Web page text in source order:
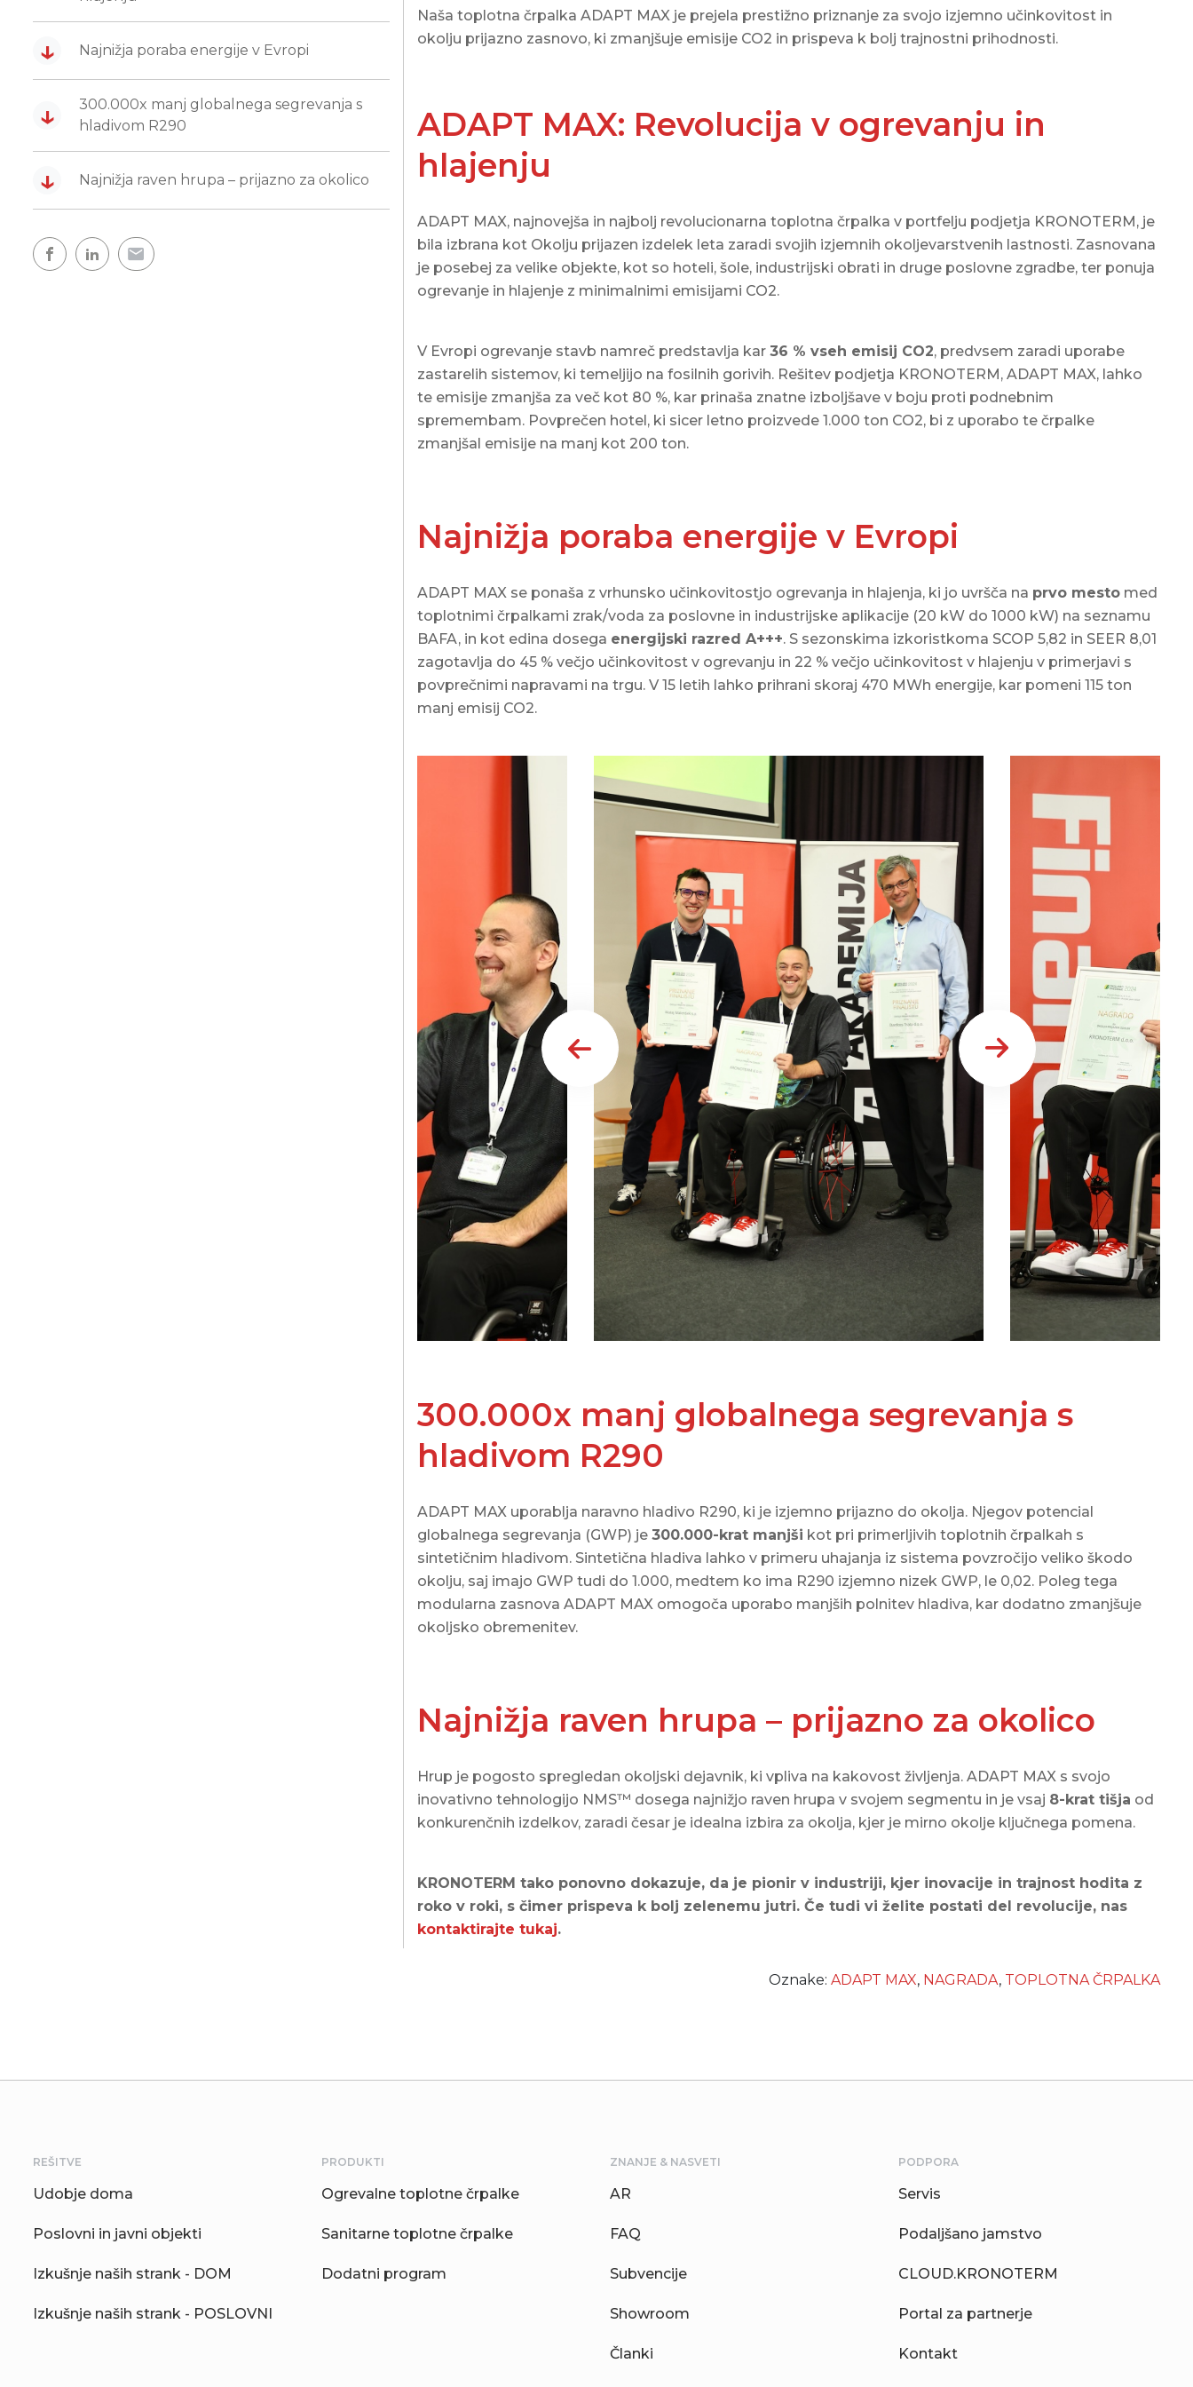
↓ Najnižja poraba energije v Evropi
↓
300.000x manj globalnega segrevanja s
hladivom R290
↓ Najnižja raven hrupa – prijazno za okolico
Naša toplotna črpalka ADAPT MAX je prejela prestižno priznanje za svojo izjemno učinkovitost in
okolju prijazno zasnovo, ki zmanjšuje emisije CO2 in prispeva k bolj trajnostni prihodnosti.
ADAPT MAX: Revolucija v ogrevanju in
hlajenju
ADAPT MAX, najnovejša in najbolj revolucionarna toplotna črpalka v portfelju podjetja KRONOTERM, je
bila izbrana kot Okolju prijazen izdelek leta zaradi svojih izjemnih okoljevarstvenih lastnosti. Zasnovana
je posebej za velike objekte, kot so hoteli, šole, industrijski obrati in druge poslovne zgradbe, ter ponuja
ogrevanje in hlajenje z minimalnimi emisijami CO2.
V Evropi ogrevanje stavb namreč predstavlja kar36 % vseh emisij CO2, predvsem zaradi uporabe
zastarelih sistemov, ki temeljijo na fosilnih gorivih. Rešitev podjetja KRONOTERM, ADAPT MAX, lahko
te emisije zmanjša za več kot 80 %, kar prinaša znatne izboljšave v boju proti podnebnim
spremembam. Povprečen hotel, ki sicer letno proizvede 1.000 ton CO2, bi z uporabo te črpalke
zmanjšal emisije na manj kot 200 ton.
Najnižja poraba energije v Evropi
ADAPT MAX se ponaša z vrhunsko učinkovitostjo ogrevanja in hlajenja, ki jo uvršča na prvo mesto med
toplotnimi črpalkami zrak/voda za poslovne in industrijske aplikacije (20 kW do 1000 kW) na seznamu
BAFA, in kot edina dosega energijski razred A+++. S sezonskima izkoristkoma SCOP 5,82 in SEER 8,01
zagotavlja do 45 % večjo učinkovitost v ogrevanju in 22 % večjo učinkovitost v hlajenju v primerjavi s
povprečnimi napravami na trgu. V 15 letih lahko prihrani skoraj 470 MWh energije, kar pomeni 115 ton
manj emisij CO2.
300.000x manj globalnega segrevanja s
hladivom R290
ADAPT MAX uporablja naravno hladivo R290, ki je izjemno prijazno do okolja. Njegov potencial
globalnega segrevanja (GWP) je300.000-krat manjši kot pri primerljivih toplotnih črpalkah s
sintetičnim hladivom. Sintetična hladiva lahko v primeru uhajanja iz sistema povzročijo veliko škodo
okolju, saj imajo GWP tudi do 1.000, medtem ko ima R290 izjemno nizek GWP, le 0,02. Poleg tega
modularna zasnova ADAPT MAX omogoča uporabo manjših polnitev hladiva, kar dodatno zmanjšuje
okoljsko obremenitev.
Najnižja raven hrupa – prijazno za okolico
Hrup je pogosto spregledan okoljski dejavnik, ki vpliva na kakovost življenja. ADAPT MAX s svojo
inovativno tehnologijo NMS™ dosega najnižjo raven hrupa v svojem segmentu in je vsaj 8-krat tišja od
konkurenčnih izdelkov, zaradi česar je idealna izbira za okolja, kjer je mirno okolje ključnega pomena.
KRONOTERM tako ponovno dokazuje, da je pionir v industriji, kjer inovacije in trajnost hodita z
roko v roki, s čimer prispeva k bolj zelenemu jutri. Če tudi vi želite postati del revolucije, nas
kontaktirajte tukaj.
Oznake: ADAPT MAX, NAGRADA, TOPLOTNA ČRPALKA
REŠITVE
Udobje doma
Poslovni in javni objekti
Izkušnje naših strank - DOM
Izkušnje naših strank - POSLOVNI
PRODUKTI
Ogrevalne toplotne črpalke
Sanitarne toplotne črpalke
Dodatni program
ZNANJE & NASVETI
AR
FAQ
Subvencije
Showroom
Članki
PODPORA
Servis
Podaljšano jamstvo
CLOUD.KRONOTERM
Portal za partnerje
Kontakt